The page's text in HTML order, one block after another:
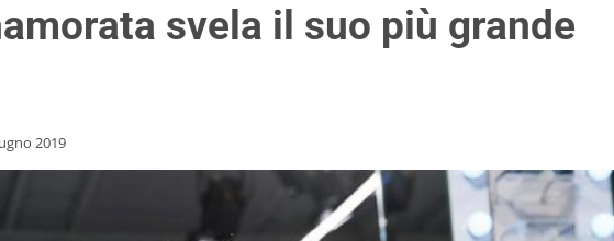
svela il suo più grande
2019